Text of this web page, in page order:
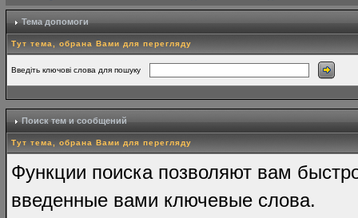
Тема допомоги
Тут тема, обрана Вами для перегляду
Введіть ключові слова для пошуку
Поиск тем и сообщений
Тут тема, обрана Вами для перегляду
Функции поиска позволяют вам
введенные вами ключевые слова.